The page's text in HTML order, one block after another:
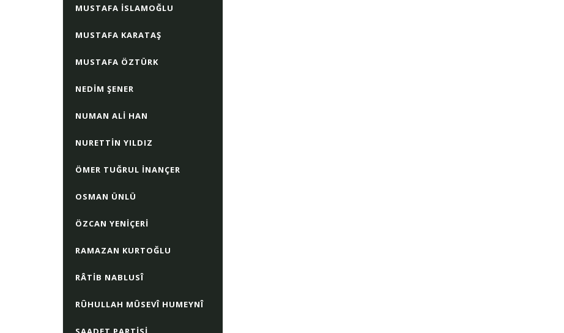
MUSTAFA İSLAMOĞLU
MUSTAFA KARATAŞ
MUSTAFA ÖZTÜRK
NEDIM ŞENER
NUMAN ALI HAN
NURETTIN YILDIZ
ÖMER TUĞRUL İNANÇER
OSMAN ÜNLÜ
ÖZCAN YENIÇERI
RAMAZAN KURTOĞLU
RÂTIB NABLUSÎ
RÛHULLAH MÛSEVÎ HUMEYNÎ